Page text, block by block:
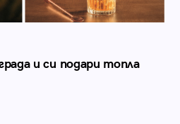
и си подари топла